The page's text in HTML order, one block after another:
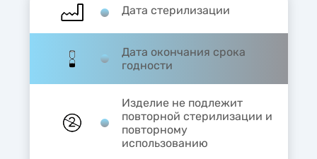
Дата стерилизации
Дата окончания срока
годности
Изделие не подлежит
повторной стерилизации и
повторному
использованию